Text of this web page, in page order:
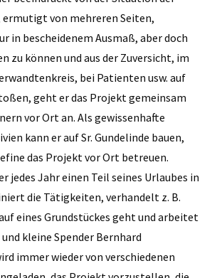
von mehreren Seiten,
in bescheidenem Ausmaß, aber doch
zu können und aus der Zuversicht, im
bei Patienten usw. auf
geht er das Projekt gemeinsam
vor Ort an. Als gewissenhafte
kann er auf Sr. Gundelinde bauen,
das Projekt vor Ort betreuen.
jedes Jahr einen Teil seines Urlaubes in
die Tätigkeiten, verhandelt z. B.
eines Grundstückes geht und arbeitet
kleine Spender Bernhard
immer wieder von verschiedenen